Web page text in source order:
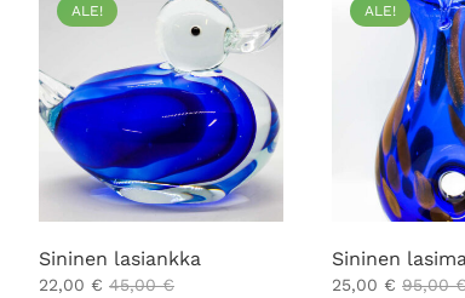
ALE!
Sininen lasiankka
22,00 € 45,00€
ALE!
Sininen
25,00 € 95,00